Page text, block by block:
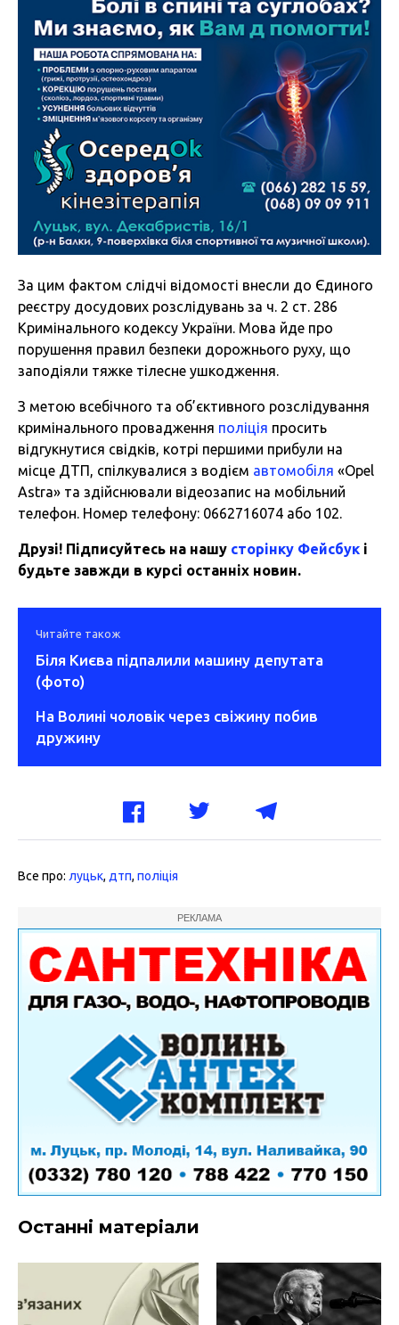
За цим фактом слідчі відомості внесли до Єдиного
реєстру досудових розслідувань за ч. 2 ст. 286
Кримінального кодексу України. Мова йде про
порушення правил безпеки дорожнього руху, що
заподіяли тяжке тілесне ушкодження.
З метою всебічного та об’єктивного розслідування
кримінального провадження поліція просить
відгукнутися свідків, котрі першими прибули на
місце ДТП, спілкувалися з водієм автомобіля «Opel
Astra» та здійснювали відеозапис на мобільний
телефон. Номер телефону: 0662716074 або 102.
Друзі! Підписуйтесь на нашу сторінку Фейсбук і
будьте завжди в курсі останніх новин.
Читайте також
Біля Києва підпалили машину депутата
(фото)
На Волині чоловік через свіжину побив
дружину
Все про: луцьк, дтп, поліція
РЕКЛАМА
Останні матеріали